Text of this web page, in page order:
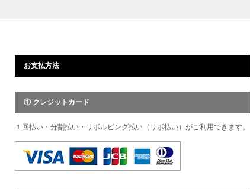
お支払方法
① クレジットカード
１回払い・分割払い・リボルビング払い（リボ払い）がご利用できます。